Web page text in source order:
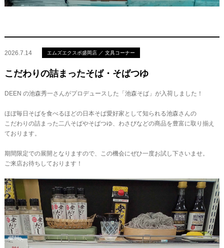
2026.7.14 エムズエクスポ盛岡店 ／ 文具コーナー
こだわりの詰まったそば・そばつゆ
DEEN の池森秀一さんがプロデュースした「池森そば」が入荷しました！
ほぼ毎日そばを食べるほどの日本そば愛好家として知られる池森さんの
こだわりの詰まった二八そばやそばつゆ、わさびなどの商品を豊富に取り揃え
ております。
期間限定での展開となりますので、この機会にぜひ一度お試し下さいませ。
ご来店お待ちしております！